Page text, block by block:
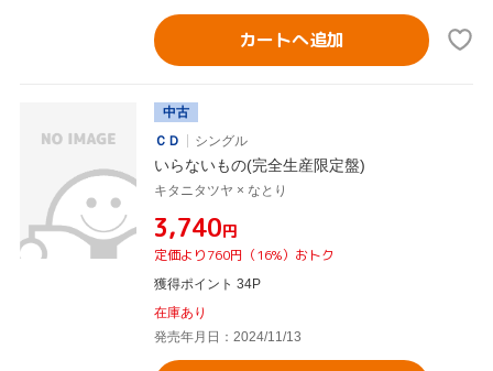
カートへ追加
中古
ＣＤ
シングル
いらないもの(完全生産限定盤)
キタニタツヤ × なとり
¥3,740円
定価より760円（16%）おトク
獲得ポイント 34P
在庫あり
発売年月日：2024/11/13